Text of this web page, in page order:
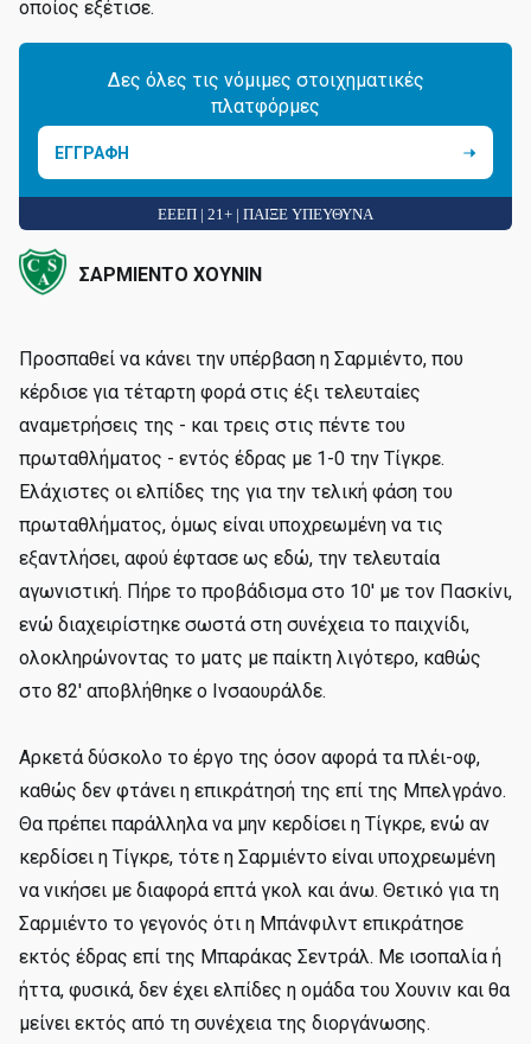
οποίος εξέτισε.
Δες όλες τις νόμιμες στοιχηματικές
πλατφόρμες
ΕΓΓΡΑΦΗ
ΕΕΕΠ | 21+ | ΠΑΙΞΕ ΥΠΕΥΘΥΝΑ
ΣΑΡΜΙΕΝΤΟ ΧΟΥΝΙΝ
Προσπαθεί να κάνει την υπέρβαση η Σαρμιέντο, που
κέρδισε για τέταρτη φορά στις έξι τελευταίες
αναμετρήσεις της - και τρεις στις πέντε του
πρωταθλήματος - εντός έδρας με 1-0 την Τίγκρε.
Ελάχιστες οι ελπίδες της για την τελική φάση του
πρωταθλήματος, όμως είναι υποχρεωμένη να τις
εξαντλήσει, αφού έφτασε ως εδώ, την τελευταία
αγωνιστική. Πήρε το προβάδισμα στο 10' με τον Πασκίνι,
ενώ διαχειρίστηκε σωστά στη συνέχεια το παιχνίδι,
ολοκληρώνοντας το ματς με παίκτη λιγότερο, καθώς
στο 82' αποβλήθηκε ο Ινσαουράλδε.
Αρκετά δύσκολο το έργο της όσον αφορά τα πλέι-οφ,
καθώς δεν φτάνει η επικράτησή της επί της Μπελγράνο.
Θα πρέπει παράλληλα να μην κερδίσει η Τίγκρε, ενώ αν
κερδίσει η Τίγκρε, τότε η Σαρμιέντο είναι υποχρεωμένη
να νικήσει με διαφορά επτά γκολ και άνω. Θετικό για τη
Σαρμιέντο το γεγονός ότι η Μπάνφιλντ επικράτησε
εκτός έδρας επί της Μπαράκας Σεντράλ. Με ισοπαλία ή
ήττα, φυσικά, δεν έχει ελπίδες η ομάδα του Χουνιν και θα
μείνει εκτός από τη συνέχεια της διοργάνωσης.